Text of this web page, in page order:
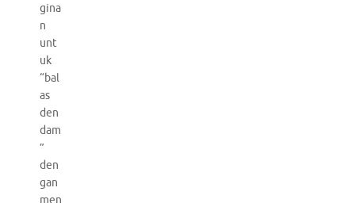
gina
n
unt
uk
“bal
as
den
dam
”
den
gan
men